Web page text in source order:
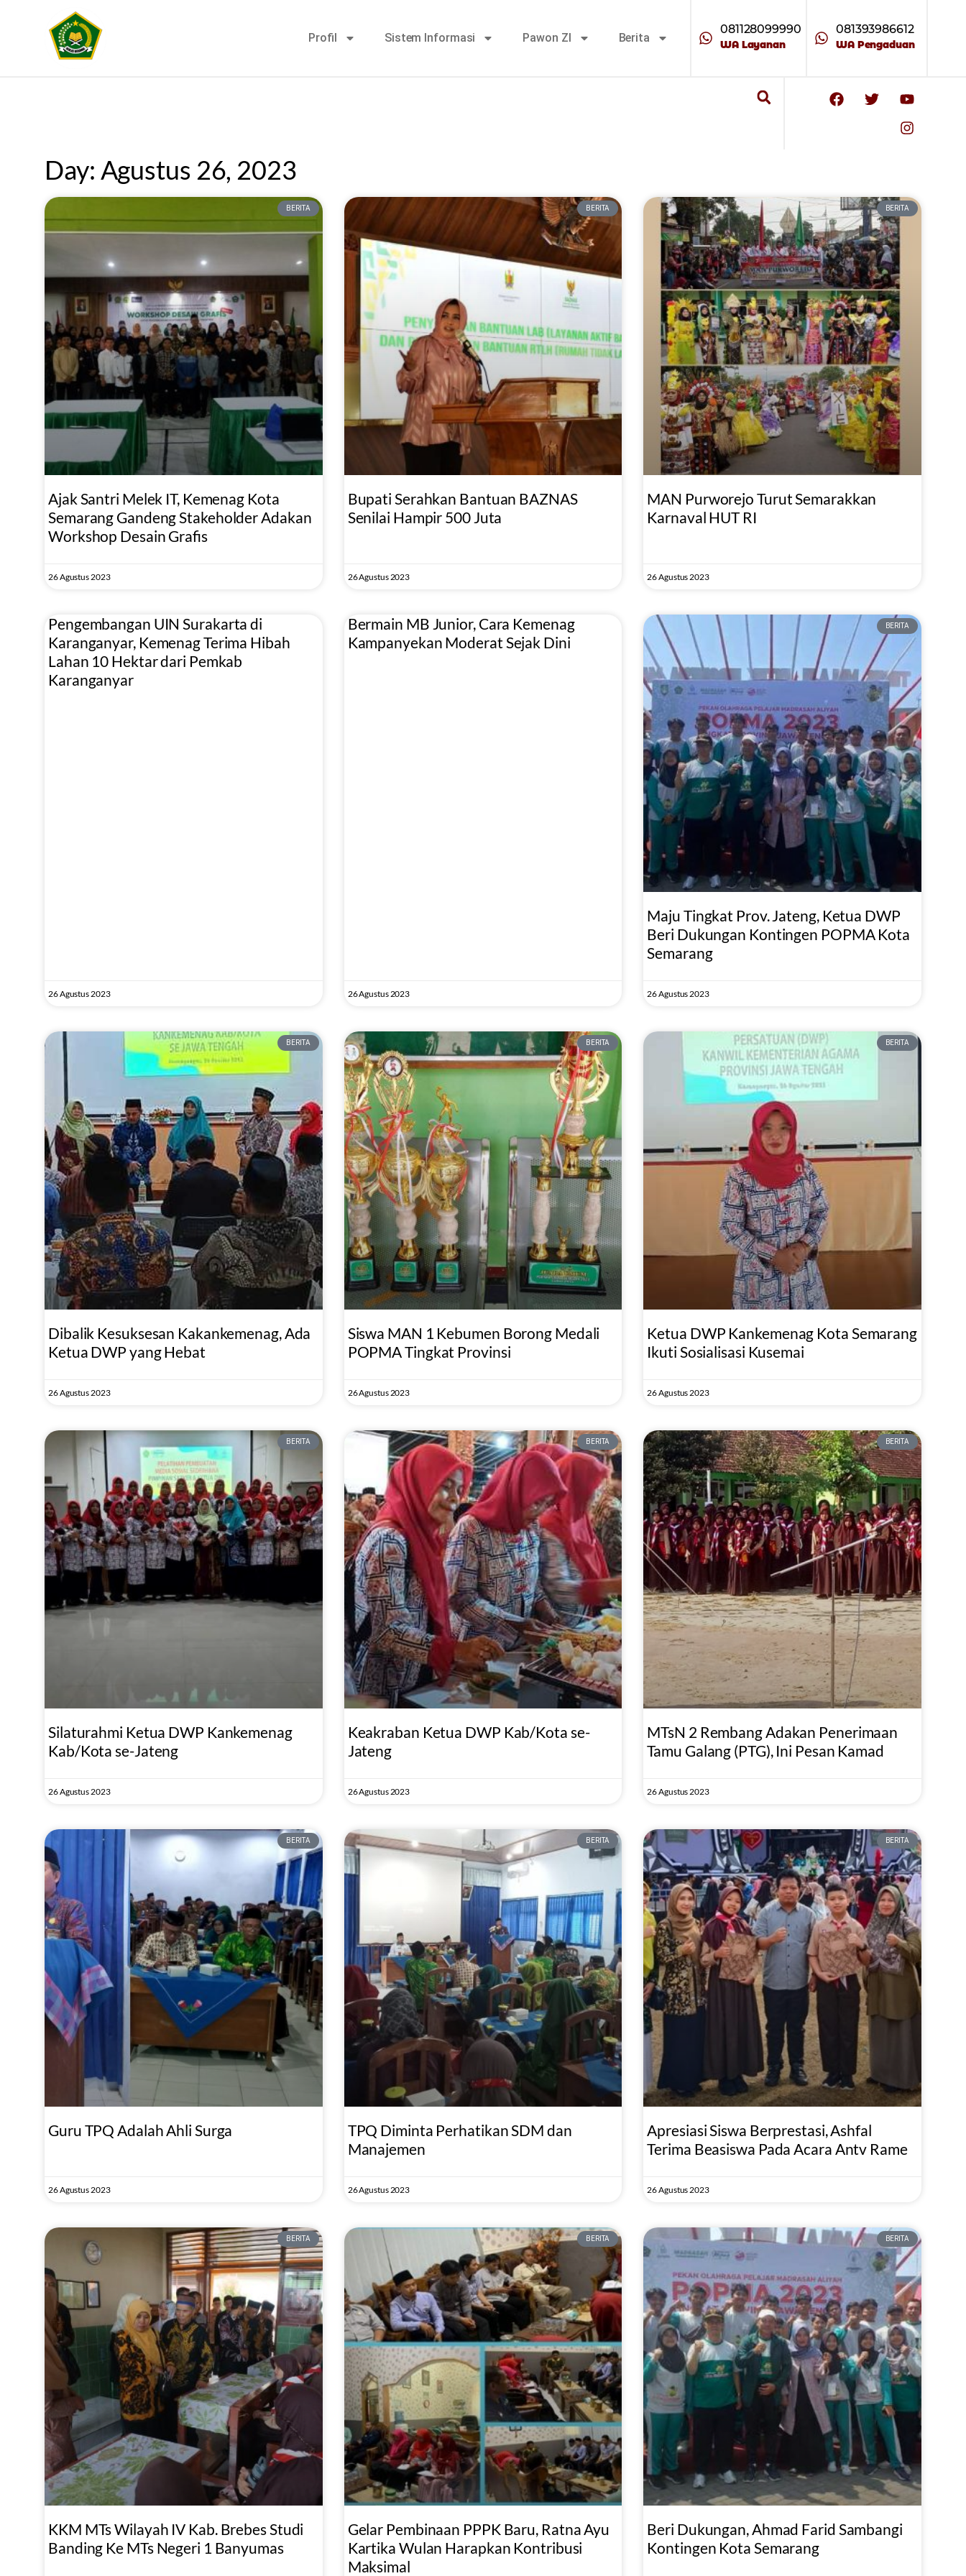
Profil Sistem Informasi Pawon ZI Berita
081128099990
WA Layanan
081393986612
WA Pengaduan
Day: Agustus 26, 2023
BERITA
Ajak Santri Melek IT, Kemenag Kota
Semarang Gandeng Stakeholder Adakan
Workshop Desain Grafis
26 Agustus 2023
BERITA
Bupati Serahkan Bantuan BAZNAS
Senilai Hampir 500 Juta
26 Agustus 2023
BERITA
MAN Purworejo Turut Semarakkan
Karnaval HUT RI
26 Agustus 2023
Pengembangan UIN Surakarta di
Karanganyar, Kemenag Terima Hibah
Lahan 10 Hektar dari Pemkab
Karanganyar
26 Agustus 2023
Bermain MB Junior, Cara Kemenag
Kampanyekan Moderat Sejak Dini
26 Agustus 2023
BERITA
Maju Tingkat Prov. Jateng, Ketua DWP
Beri Dukungan Kontingen POPMA Kota
Semarang
26 Agustus 2023
BERITA
Dibalik Kesuksesan Kakankemenag, Ada
Ketua DWP yang Hebat
26 Agustus 2023
BERITA
Siswa MAN 1 Kebumen Borong Medali
POPMA Tingkat Provinsi
26 Agustus 2023
BERITA
Ketua DWP Kankemenag Kota Semarang
Ikuti Sosialisasi Kusemai
26 Agustus 2023
BERITA
Silaturahmi Ketua DWP Kankemenag
Kab/Kota se-Jateng
26 Agustus 2023
BERITA
Keakraban Ketua DWP Kab/Kota se-
Jateng
26 Agustus 2023
BERITA
MTsN 2 Rembang Adakan Penerimaan
Tamu Galang (PTG), Ini Pesan Kamad
26 Agustus 2023
BERITA
Guru TPQ Adalah Ahli Surga
26 Agustus 2023
BERITA
TPQ Diminta Perhatikan SDM dan
Manajemen
26 Agustus 2023
BERITA
Apresiasi Siswa Berprestasi, Ashfal
Terima Beasiswa Pada Acara Antv Rame
26 Agustus 2023
BERITA
KKM MTs Wilayah IV Kab. Brebes Studi
Banding Ke MTs Negeri 1 Banyumas
BERITA
Gelar Pembinaan PPPK Baru, Ratna Ayu
Kartika Wulan Harapkan Kontribusi
Maksimal
BERITA
Beri Dukungan, Ahmad Farid Sambangi
Kontingen Kota Semarang